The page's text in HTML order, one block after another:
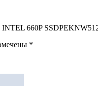
INTEL 660P
*